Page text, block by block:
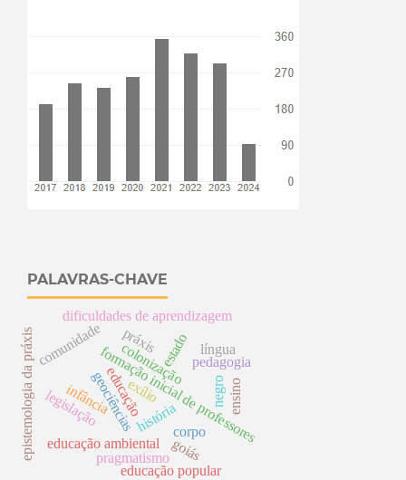
PALAVRAS-CHAVE
infância
históriacorpo
formação inicial de professores
geociências
educação ambiental
educação
comunidade colonização
estado
negro
goiás
epistemologia da práxis
dificuldades de aprendizagem
legislação
pedagogia
ensino
pragmatismo
educação popular
exílio
práxis língua